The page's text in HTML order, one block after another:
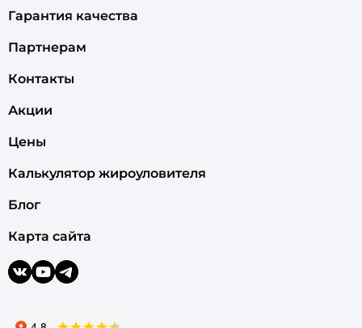
Гарантия качества
Партнерам
Контакты
Акции
Цены
Калькулятор жироуловителя
Блог
Карта сайта